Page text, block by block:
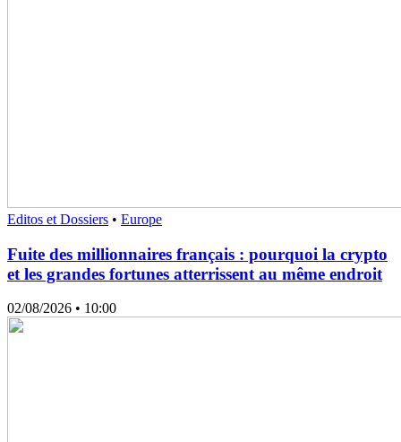
Editos et Dossiers • Europe
Fuite des millionnaires français : pourquoi la crypto
et les grandes fortunes atterrissent au même endroit
02/08/2026 • 10:00